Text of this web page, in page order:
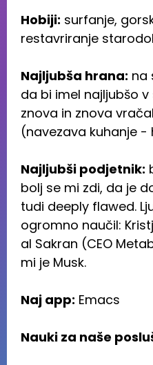
Hobiji: surfanje,
restavriranje
Najljubša hrana: na
da bi imel najljubšo
znova in znova
(navezava kuhanje -
Najljubši podjetnik:
bolj se mi zdi, da je
tudi deeply flawed.
ogromno naučil:
al Sakran (CEO
mi je Musk.
Naj app: Emacs
Nauki za naše